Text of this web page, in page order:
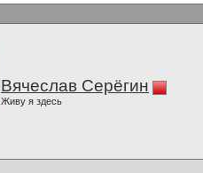
Вячеслав Серёгин
Живу я здесь